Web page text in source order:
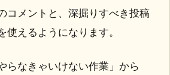
コメントと、深掘りすべき投稿
えるようになります。
らなきゃいけない作業」から